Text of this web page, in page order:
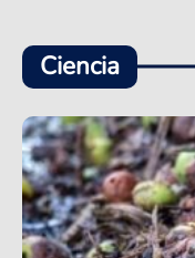
Ciencia